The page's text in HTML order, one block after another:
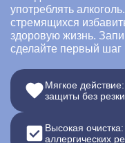
Лицензии
Акции и скидки
Вопрос-ответ
употреблять
стремящихся
здоровую жизнь.
сделайте первый шаг
Мягкое
защиты без
Высокая
аллергических